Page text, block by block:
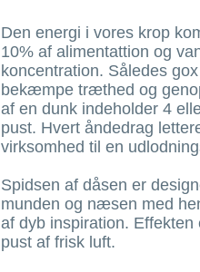
Den energi i vores krop
10% af alimentattion og
koncentration. Således
bekæmpe træthed og
af en dunk indeholder 4
pust. Hvert åndedrag
virksomhed til en
Spidsen af dåsen er
munden og næsen med
af dyb inspiration.
pust af frisk luft.